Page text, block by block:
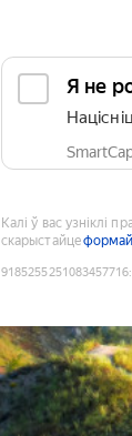
Я не
Калі ў вас узніклі
скарыстайцеформай
9185255251083457716: